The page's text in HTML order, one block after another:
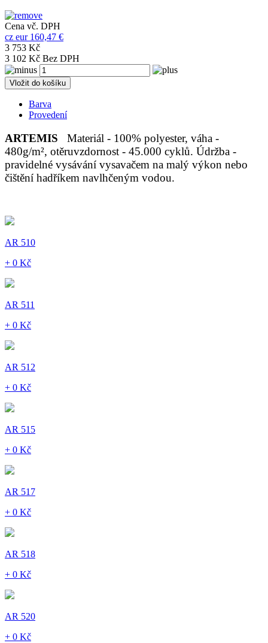
Cena vč. DPH
cz eur 160,47 €
3 753 Kč
3 102 Kč Bez DPH
Vložit do košíku
Barva
Provedení
ARTEMIS
Materiál - 100% polyester, váha -
480g/m², otěruvzdornost - 45.000 cyklů. Údržba -
pravidelné vysávání vysavačem na malý výkon nebo
čištění hadříkem navlhčeným vodou.
AR 510
+ 0 Kč
AR 511
+ 0 Kč
AR 512
+ 0 Kč
AR 515
+ 0 Kč
AR 517
+ 0 Kč
AR 518
+ 0 Kč
AR 520
+ 0 Kč